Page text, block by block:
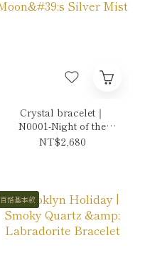
Crystal bracelet｜
N0001-Night of the
Moon's Silver Mist
NT$2,680
百搭基本款